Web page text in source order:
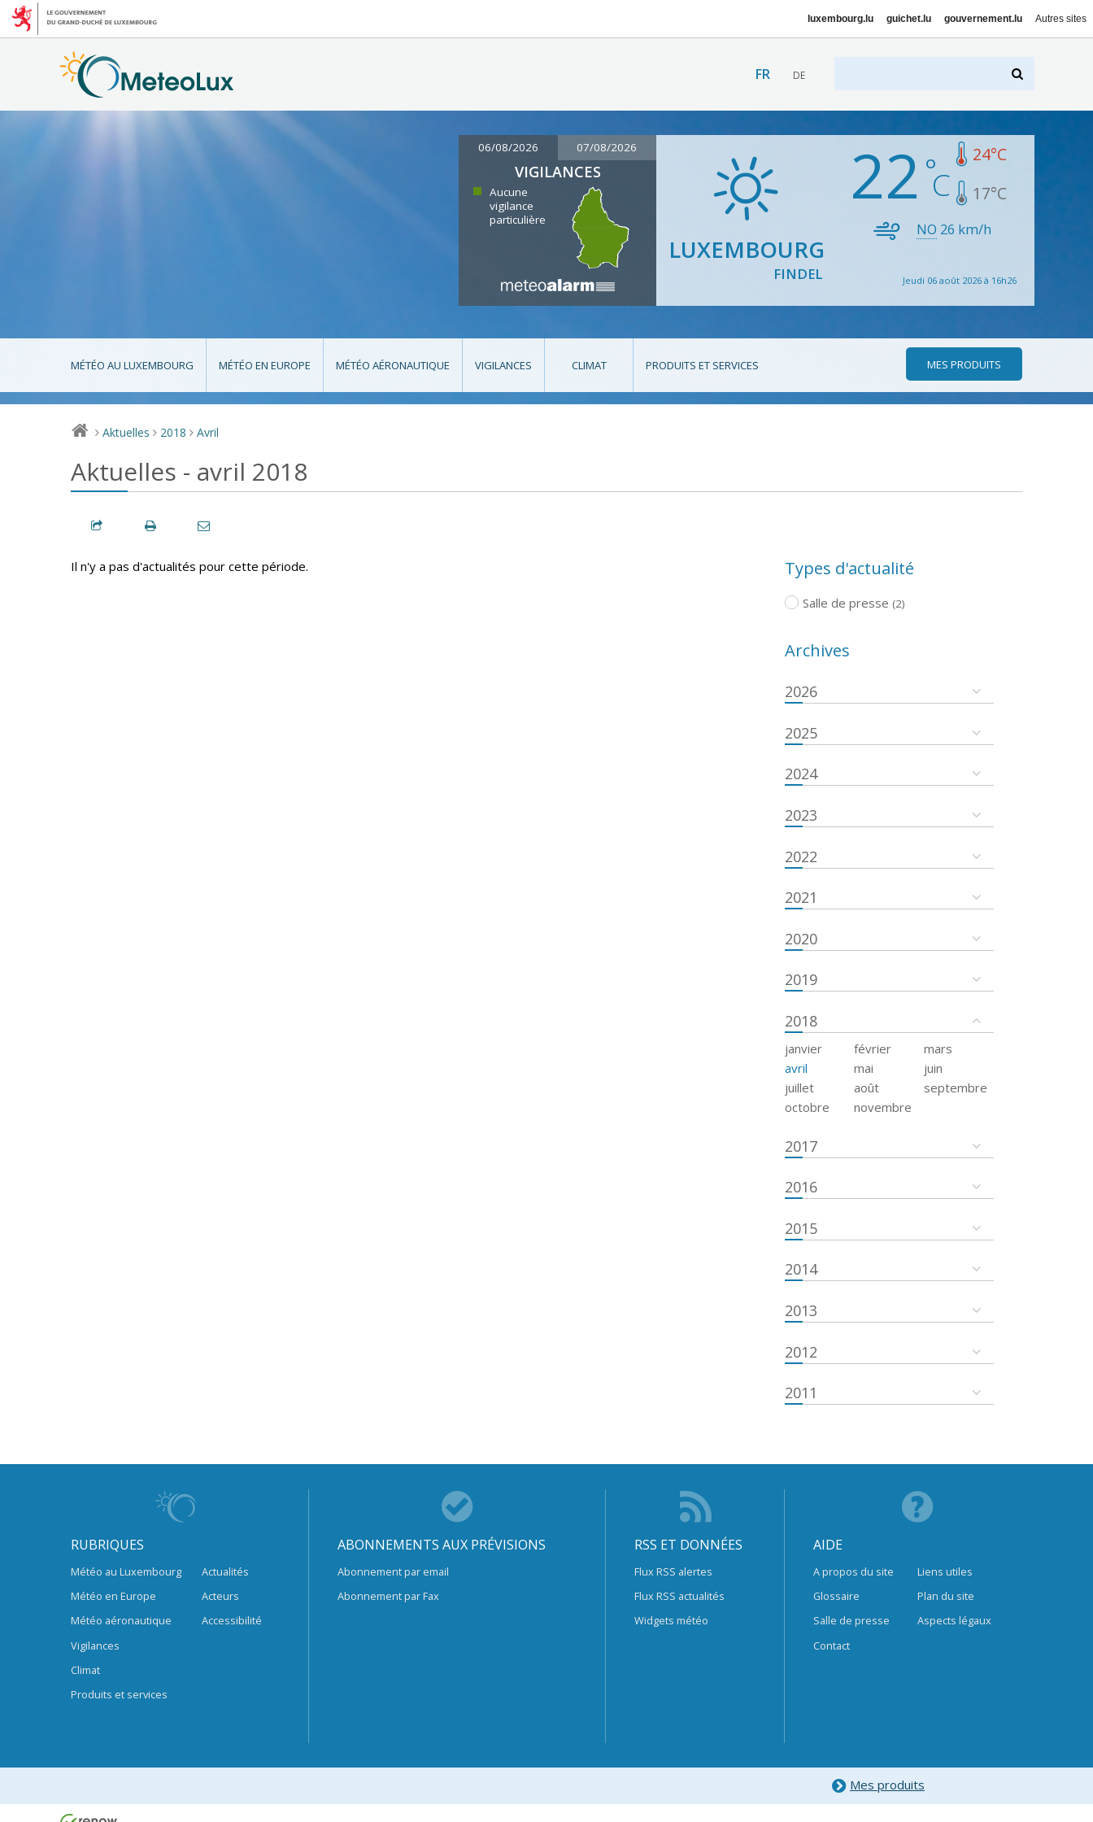
luxembourg.lu guichet.lu gouvernement.lu Autres sites
FR DE
06/08/2026 07/08/2026
VIGILANCES
Aucune
vigilance
particulière
LUXEMBOURG
FINDEL
22 24°C
17°C
NO 26 km/h
Jeudi 06 août 2026 à 16h26
MÉTÉO AU LUXEMBOURG MÉTÉO EN EUROPE MÉTÉO AÉRONAUTIQUE VIGILANCES CLIMAT PRODUITS ET SERVICES MES PRODUITS
> Aktuelles > 2018 > Avril
Aktuelles - avril 2018
Il n'y a pas d'actualités pour cette période. Types d'actualité
Salle de presse (2)
Archives
2026
2025
2024
2023
2022
2021
2020
2019
2018
janvier février
mars
avril
mai
juin
juillet
août
septembre
octobre
novembre
2017
2016
2015
2014
2013
2012
2011
RUBRIQUES
Météo au Luxembourg
Météo en Europe
Météo aéronautique
Vigilances
Climat
Produits et services
Actualités
Acteurs
Accessibilité
ABONNEMENTS AUX PRÉVISIONS
Abonnement par email
Abonnement par Fax
RSS ET DONNÉES
Flux RSS alertes
Flux RSS actualités
Widgets météo
AIDE
A propos du site
Glossaire
Salle de presse
Contact
Liens utiles
Plan du site
Aspects légaux
Mes produits